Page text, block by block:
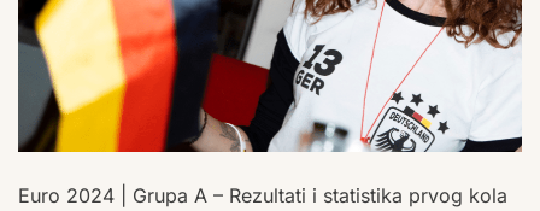
Euro 2024 | Grupa A – Rezultati i statistika prvog kola